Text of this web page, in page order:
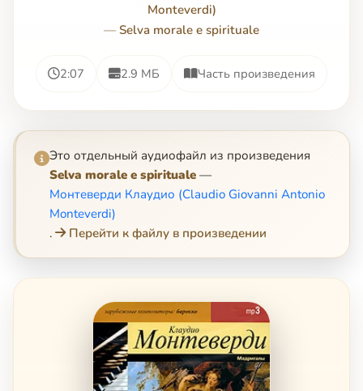
Monteverdi)
— Selva morale e spirituale
2:07 2.9 МБ Часть произведения
Это отдельный аудиофайл из произведения
Selva morale e spirituale —
Монтеверди Клаудио (Claudio Giovanni Antonio
Monteverdi)
.
Перейти к файлу в произведении